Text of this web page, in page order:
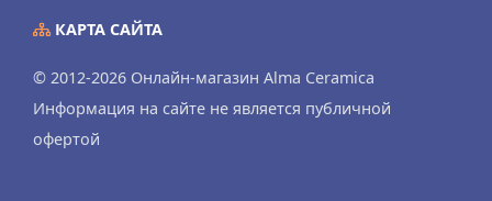
КАРТА САЙТА
© 2012-2026 Онлайн-магазин Alma Ceramica
Информация на сайте не является публичной
офертой